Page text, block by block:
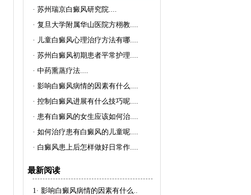
· 苏州瑞京白癜风研究院....
· 复旦大学附属华山医院方栩教....
· 儿童白癜风心理治疗方法有哪....
· 苏州白癜风初期患者平常护理....
· 中药熏蒸疗法....
· 影响白癜风病情的因素有什么....
· 控制白癜风进展有什么技巧呢....
· 患有白癜风的女生应该如何治....
· 如何治疗患有白癜风的儿童呢....
· 白癜风患上后怎样做好日常作....
最新阅读
1· 影响白癜风病情的因素有什么..